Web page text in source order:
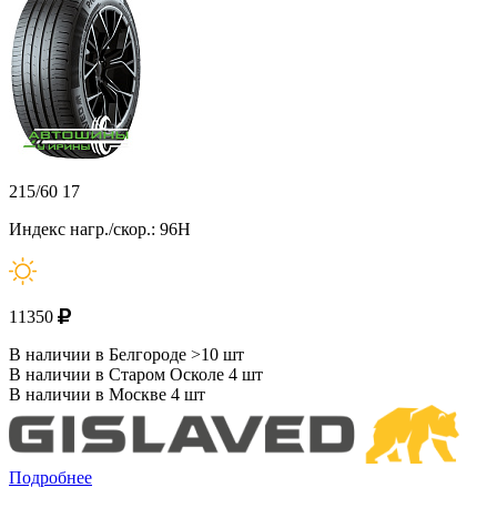
215/60 17
Индекс нагр./скор.: 96H
11350
В наличии в Белгороде >10 шт
В наличии в Старом Осколе 4 шт
В наличии в Москве 4 шт
Подробнее